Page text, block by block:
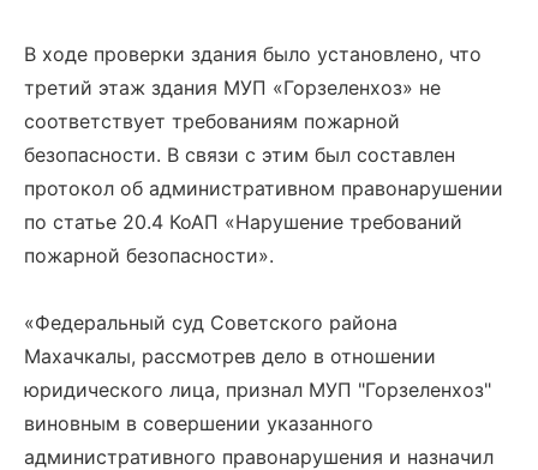
В ходе проверки здания было установлено, что
третий этаж здания МУП «Горзеленхоз» не
соответствует требованиям пожарной
безопасности. В связи с этим был составлен
протокол об административном правонарушении
по статье 20.4 КоАП «Нарушение требований
пожарной безопасности».
«Федеральный суд Советского района
Махачкалы, рассмотрев дело в отношении
юридического лица, признал МУП "Горзеленхоз"
виновным в совершении указанного
административного правонарушения и назначил